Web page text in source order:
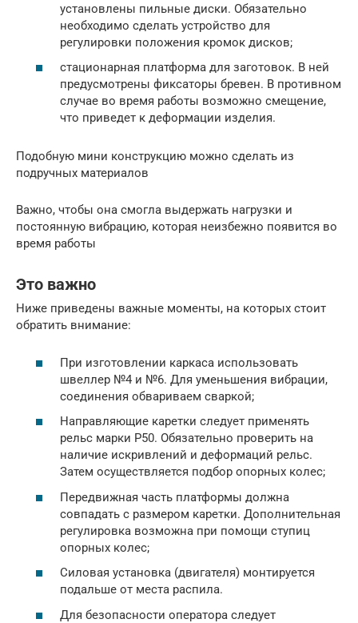
установлены пильные диски. Обязательно
необходимо сделать устройство для
регулировки положения кромок дисков;
стационарная платформа для заготовок. В ней
предусмотрены фиксаторы бревен. В противном
случае во время работы возможно смещение,
что приведет к деформации изделия.
Подобную мини конструкцию можно сделать из
подручных материалов
Важно, чтобы она смогла выдержать нагрузки и
постоянную вибрацию, которая неизбежно появится во
время работы
Это важно
Ниже приведены важные моменты, на которых стоит
обратить внимание:
При изготовлении каркаса использовать
швеллер №4 и №6. Для уменьшения вибрации,
соединения обвариваем сваркой;
Направляющие каретки следует применять
рельс марки Р50. Обязательно проверить на
наличие искривлений и деформаций рельс.
Затем осуществляется подбор опорных колес;
Передвижная часть платформы должна
совпадать с размером каретки. Дополнительная
регулировка возможна при помощи ступиц
опорных колес;
Силовая установка (двигателя) монтируется
подальше от места распила.
Для безопасности оператора следует